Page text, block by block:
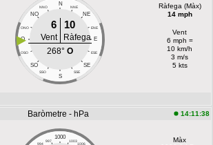
N
NNO NNE
NO NE
ONO ENE
O E
OSO ESE
SO SE
SSO SSE
S
6 10
Vent
Ràfega
268° O
Ràfega (Màx)
14 mph
Vent
6 mph =
10 km/h
3 m/s
5 kts
Baròmetre - hPa 14:11:38
1000
997 1003
994
1006
Màx